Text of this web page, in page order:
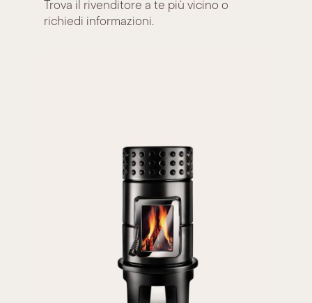
Trova il rivenditore a te più vicino o
richiedi informazioni.